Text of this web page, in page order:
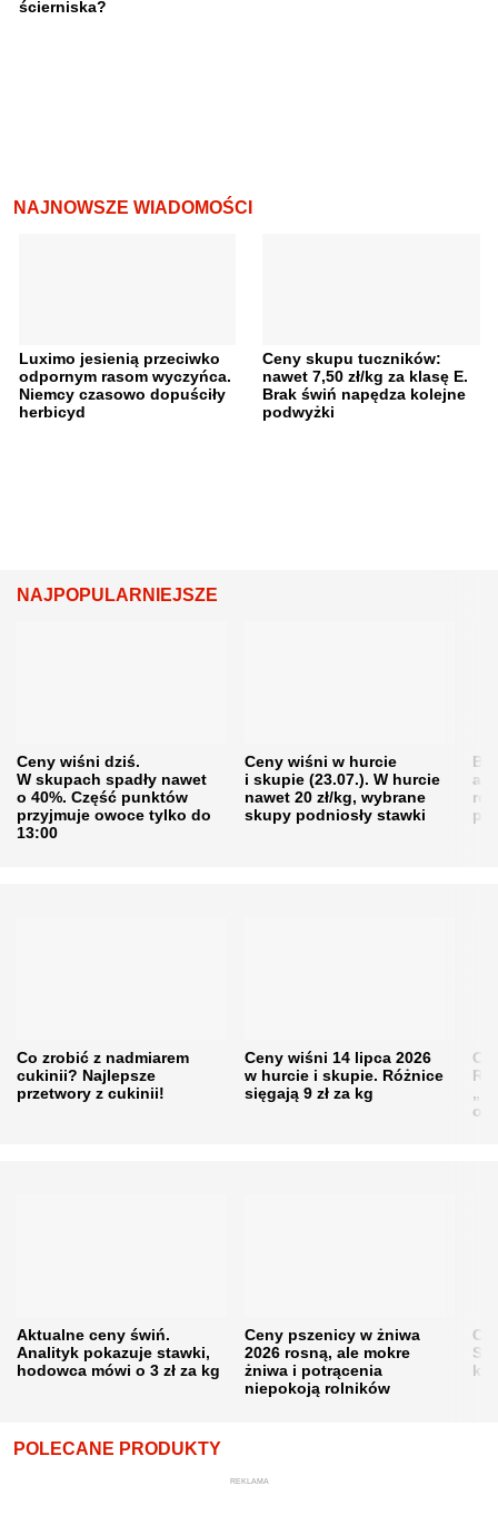
ścierniska?
NAJNOWSZE WIADOMOŚCI
Luximo jesienią przeciwko
odpornym rasom wyczyńca.
Niemcy czasowo dopuściły
herbicyd
Ceny skupu tuczników:
nawet 7,50 zł/kg za klasę E.
Brak świń napędza kolejne
podwyżki
NAJPOPULARNIEJSZE
Ceny wiśni dziś.
W skupach spadły nawet
o 40%. Część punktów
przyjmuje owoce tylko do
13:00
Ceny wiśni w hurcie
i skupie (23.07.). W hurcie
nawet 20 zł/kg, wybrane
skupy podniosły stawki
Co zrobić z nadmiarem
cukinii? Najlepsze
przetwory z cukinii!
Ceny wiśni 14 lipca 2026
w hurcie i skupie. Różnice
sięgają 9 zł za kg
Aktualne ceny świń.
Analityk pokazuje stawki,
hodowca mówi o 3 zł za kg
Ceny pszenicy w żniwa
2026 rosną, ale mokre
żniwa i potrącenia
niepokoją rolników
POLECANE PRODUKTY
REKLAMA